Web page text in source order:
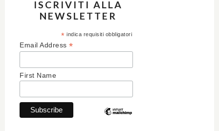
ISCRIVITI ALLA
NEWSLETTER
* indica requisiti obbligatori
Email Address *
First Name